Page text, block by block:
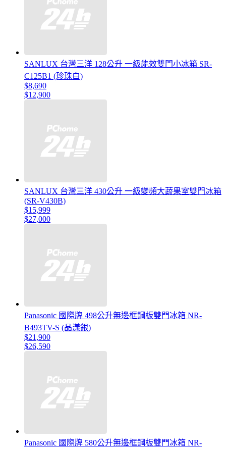
SANLUX 台灣三洋 128公升 一級能效雙門小冰箱 SR-
C125B1 (珍珠白)
$8,690
$12,900
SANLUX 台灣三洋 430公升 一級變頻大蔬果室雙門冰箱
(SR-V430B)
$15,999
$27,000
Panasonic 國際牌 498公升無邊框鋼板雙門冰箱 NR-
B493TV-S (晶漾銀)
$21,900
$26,590
Panasonic 國際牌 580公升無邊框鋼板雙門冰箱 NR-